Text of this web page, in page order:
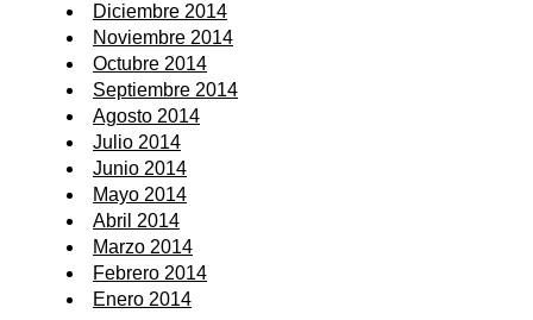
Diciembre 2014
Noviembre 2014
Octubre 2014
Septiembre 2014
Agosto 2014
Julio 2014
Junio 2014
Mayo 2014
Abril 2014
Marzo 2014
Febrero 2014
Enero 2014